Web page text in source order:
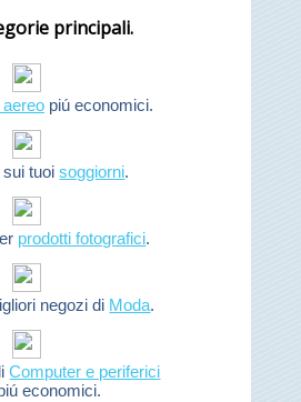
principali.
piú economici.
sui tuoisoggiorni.
prodotti fotografici.
negozi di Moda.
Computer e periferici
economici.